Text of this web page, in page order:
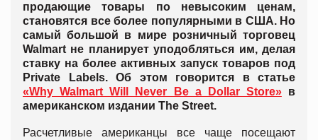
продающие товары по невысоким ценам,
становятся все более популярными в США. Но
самый большой в мире розничный торговец
Walmart не планирует уподобляться им, делая
ставку на более активных запуск товаров под
Private Labels. Об этом говорится в статье
«Why Walmart Will Never Be a Dollar Store»в
американском издании The Street.
Расчетливые американцы все чаще посещают